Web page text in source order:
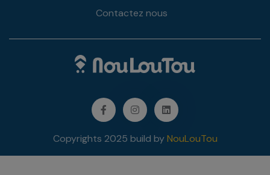
Contactez nous
FacebookInstagramLinkedIn
Copyrights 2025 build byNouLouTou